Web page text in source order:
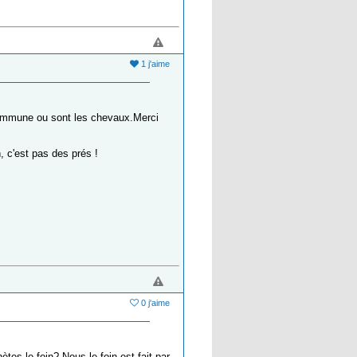
1 j'aime
ou sont les chevaux.Merci
c'est pas des prés !
0 j'aime